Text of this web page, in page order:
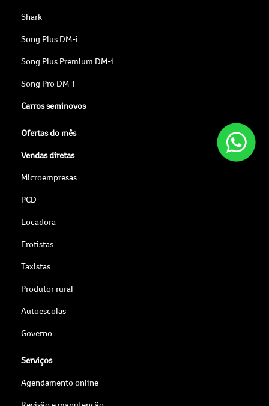
Shark
Song Plus DM-i
Song Plus Premium DM-i
Song Pro DM-i
Carros seminovos
Ofertas do mês
Vendas diretas
Microempresas
PCD
Locadora
Frotistas
Taxistas
Produtor rural
Autoescolas
Governo
Serviços
Agendamento online